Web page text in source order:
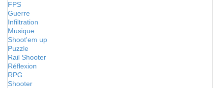
FPS
Guerre
Infiltration
Musique
Shoot'em up
Puzzle
Rail Shooter
Réflexion
RPG
Shooter